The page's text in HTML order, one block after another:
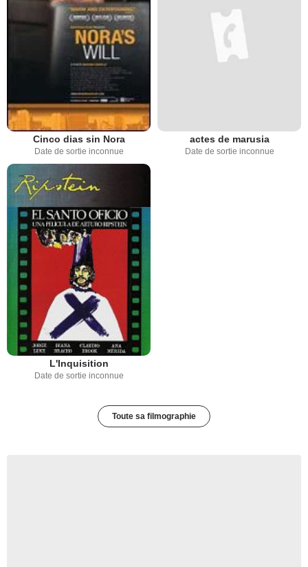
Cinco dias sin Nora
Date de sortie inconnue
actes de marusia
Date de sortie inconnue
L'Inquisition
Date de sortie inconnue
Toute sa filmographie